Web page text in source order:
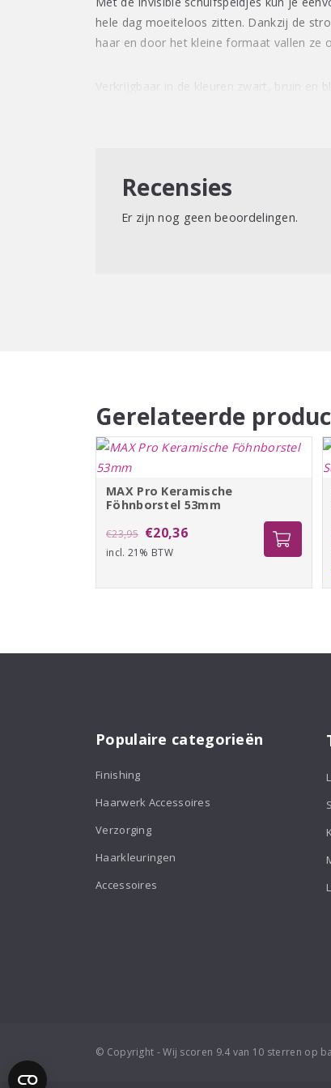
hele dag moeiteloos zitten. Dankzij de
haar en door het kleine formaat vallen ze
Verkrijgbaar in de kleuren zwart, bruin en
Recensies
Er zijn nog geen beoordelingen.
Gerelateerde
MAX Pro Keramische
Föhnborstel 53mm
€23,95 Oorspronkelijke
prijs
€20,36Huidige
incl. 21% BTW
Populaire categorieën
Finishing
Haarwerk Accessoires
Verzorging
Haarkleuringen
Accessoires
© Copyright - Wij scoren 9.4 van 10 sterren op